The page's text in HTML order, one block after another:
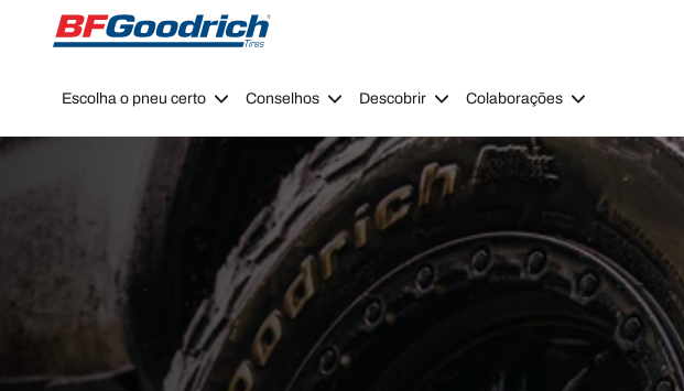
Go to page content
Go to page navigation
Escolha o pneu certo Conselhos Descobrir Colaborações